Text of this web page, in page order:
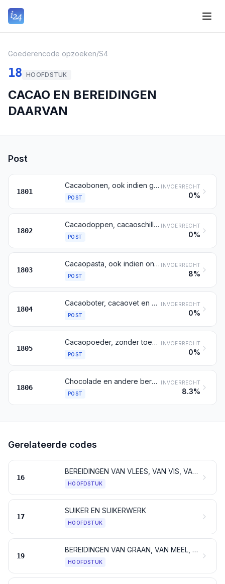
Goederencode opzoeken/S4
18 HOOFDSTUK
CACAO EN BEREIDINGEN
DAARVAN
Post
1801
Cacaobonen, ook indien gebroken, al dan niet gebrand
POST
INVOERRECHT
0%
1802
Cacaodoppen, cacaoschillen, cacaovliezen en andere afvallen van cacao
POST
INVOERRECHT
0%
1803
Cacaopasta, ook indien ontvet
POST
INVOERRECHT
8%
1804
Cacaoboter, cacaovet en cacao-olie
POST
INVOERRECHT
0%
1805
Cacaopoeder, zonder toegevoegde suiker of andere zoetstoffen
POST
INVOERRECHT
0%
1806
Chocolade en andere bereidingen voor menselijke consumptie die cacao bevatten
POST
INVOERRECHT
8.3%
Gerelateerde codes
16
BEREIDINGEN VAN VLEES, VAN VIS, VAN SCHAALDIEREN, VAN WEEKDIEREN, VAN ANDERE ONGEWERVELDE WATERDIEREN OF VAN INSECTEN
HOOFDSTUK
17
SUIKER EN SUIKERWERK
HOOFDSTUK
19
BEREIDINGEN VAN GRAAN, VAN MEEL, VAN ZETMEEL OF VAN MELK; GEBAK
HOOFDSTUK